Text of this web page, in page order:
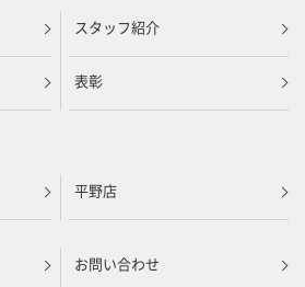
スタッフ紹介
表彰
平野店
お問い合わせ